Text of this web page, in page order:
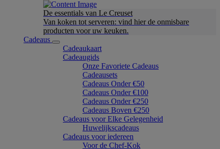
De essentials van Le Creuset
Van koken tot serveren: vind hier de onmisbare
producten voor uw keuken.
Cadeaus
Cadeaukaart
Cadeaugids
Onze Favoriete Cadeaus
Cadeausets
Cadeaus Onder €50
Cadeaus Onder €100
Cadeaus Onder €250
Cadeaus Boven €250
Cadeaus voor Elke Gelegenheid
Huwelijkscadeaus
Cadeaus voor iedereen
Voor de Chef-Kok